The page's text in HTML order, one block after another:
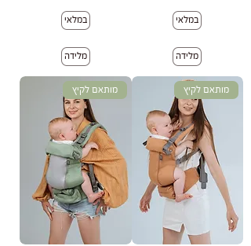
במלאי
מלידה
במלאי
מלידה
מותאם לקיץ מותאם לקיץ